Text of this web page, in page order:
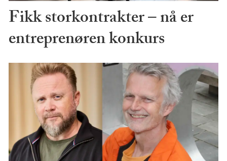
Fikk storkontrakter – nå er
entreprenøren konkurs